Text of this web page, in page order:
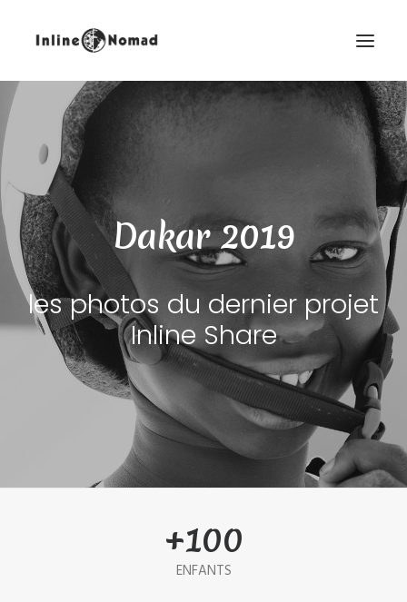
FR
Dakar 2019
les photos du dernier projet
Inline Share
+100
ENFANTS